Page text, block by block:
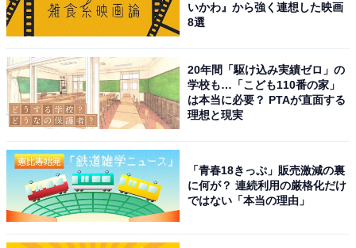
いかわ』から強く連想した映画
8選
20年間「駆け込み実績ゼロ」の
学校も…「こども110番の家」
は本当に必要？ PTAが直面する
理想と現実
「青春18きっぷ」販売激減の裏
に何が？ 連続利用の厳格化だけ
ではない「本当の理由」